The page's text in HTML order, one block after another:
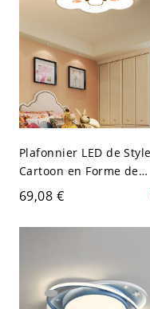
Plafonnier LED de Style
Cartoon en Forme de
Nuage Blanc en Métal
Lampe Encastrée avec
Motif de Visage
69,08 €